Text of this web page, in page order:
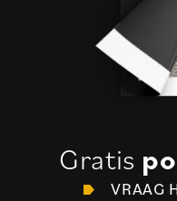
Gratis
VRAAG